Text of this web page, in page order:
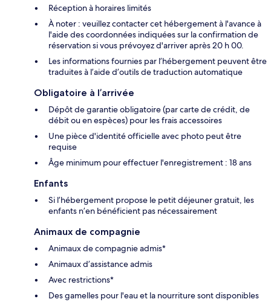
Réception à horaires limités
À noter : veuillez contacter cet hébergement à l'avance à
l'aide des coordonnées indiquées sur la confirmation de
réservation si vous prévoyez d'arriver après 20 h 00.
Les informations fournies par l’hébergement peuvent être
traduites à l’aide d’outils de traduction automatique
Obligatoire à l’arrivée
Dépôt de garantie obligatoire (par carte de crédit, de
débit ou en espèces) pour les frais accessoires
Une pièce d'identité officielle avec photo peut être
requise
Âge minimum pour effectuer l'enregistrement : 18 ans
Enfants
Si l’hébergement propose le petit déjeuner gratuit, les
enfants n’en bénéficient pas nécessairement
Animaux de compagnie
Animaux de compagnie admis*
Animaux d’assistance admis
Avec restrictions*
Des gamelles pour l'eau et la nourriture sont disponibles